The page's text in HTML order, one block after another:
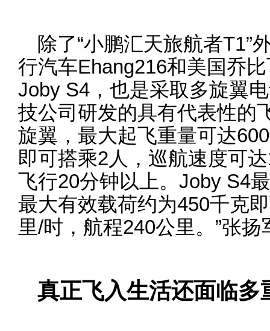
除了“小鹏汇天旅航者T1”
行汽车Ehang216和美国乔
Joby S4，也是采取多旋翼
技公司研发的具有代表性的
旋翼，最大起飞重量可达
即可搭乘2人，巡航速度可
飞行20分钟以上。Joby S4
最大有效载荷约为450千克
里/时，航程240公里。”张扬
真正飞入生活还面临多